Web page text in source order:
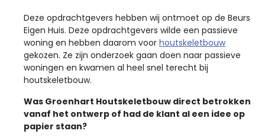
Deze opdrachtgevers hebben wij ontmoet op de Beurs
Eigen Huis. Deze opdrachtgevers wilde een passieve
woning en hebben daarom voor houtskeletbouw
gekozen. Ze zijn onderzoek gaan doen naar passieve
woningen en kwamen al heel snel terecht bij
houtskeletbouw.
Was Groenhart Houtskeletbouw direct betrokken
vanaf het ontwerp of had de klant al een idee op
papier staan?